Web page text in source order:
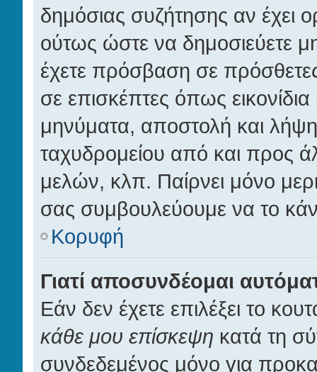
δημόσιας συζήτησης αν έχει
ούτως ώστε να δημοσιεύετε
έχετε πρόσβαση σε
σε επισκέπτες όπως
μηνύματα, αποστολή και
ταχυδρομείου από και προς
μελών, κλπ. Παίρνει μόνο
σας συμβουλεύουμε να το
Κορυφή
Γιατί αποσυνδέομαι
Εάν δεν έχετε επιλέξει το
κάθε μου επίσκεψη κατά τη
συνδεδεμένος μόνο για